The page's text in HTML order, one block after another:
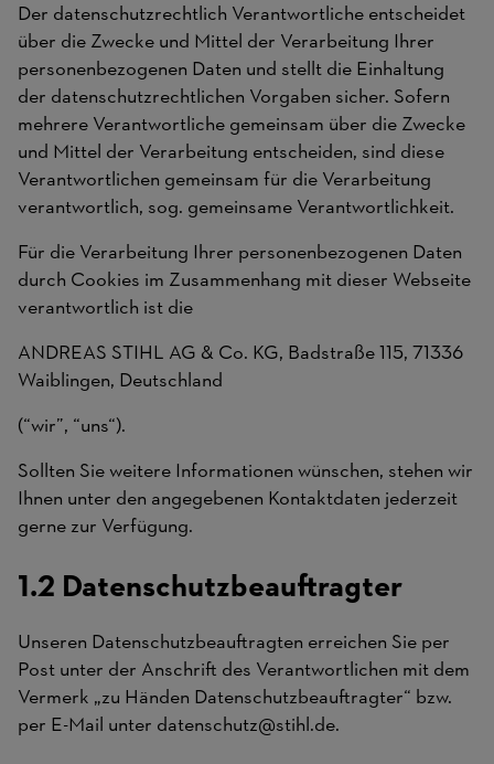
Der datenschutzrechtlich Verantwortliche entscheidet
über die Zwecke und Mittel der Verarbeitung Ihrer
personenbezogenen Daten und stellt die Einhaltung
der datenschutzrechtlichen Vorgaben sicher. Sofern
mehrere Verantwortliche gemeinsam über die Zwecke
und Mittel der Verarbeitung entscheiden, sind diese
Verantwortlichen gemeinsam für die Verarbeitung
verantwortlich, sog. gemeinsame Verantwortlichkeit.
Für die Verarbeitung Ihrer personenbezogenen Daten
durch Cookies im Zusammenhang mit dieser Webseite
verantwortlich ist die
ANDREAS STIHL AG & Co. KG, Badstraße 115, 71336
Waiblingen, Deutschland
(“wir”, “uns“).
Sollten Sie weitere Informationen wünschen, stehen wir
Ihnen unter den angegebenen Kontaktdaten jederzeit
gerne zur Verfügung.
1.2 Datenschutzbeauftragter
Unseren Datenschutzbeauftragten erreichen Sie per
Post unter der Anschrift des Verantwortlichen mit dem
Vermerk „zu Händen Datenschutzbeauftragter“ bzw.
per E-Mail unter datenschutz@stihl.de.